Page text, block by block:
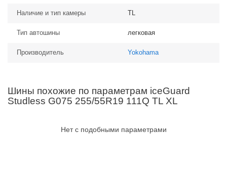
Наличие и тип камеры TL
Тип автошины легковая
Производитель Yokohama
Шины похожие по параметрам iceGuard
Studless G075 255/55R19 111Q TL XL
Нет с подобными параметрами